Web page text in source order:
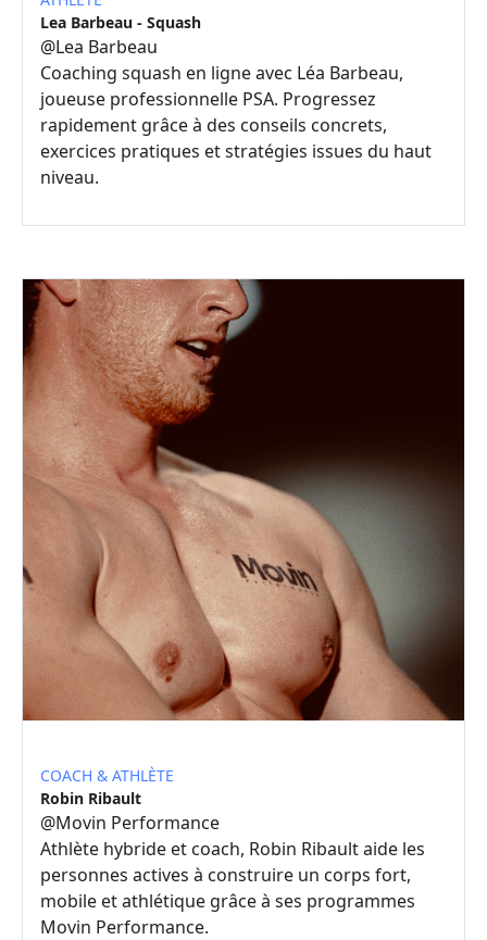
Lea Barbeau - Squash
@Lea Barbeau
Coaching squash en ligne avec Léa Barbeau,
joueuse professionnelle PSA. Progressez
rapidement grâce à des conseils concrets,
exercices pratiques et stratégies issues du haut
niveau.
COACH & ATHLÈTE
Robin Ribault
@Movin Performance
Athlète hybride et coach, Robin Ribault aide les
personnes actives à construire un corps fort,
mobile et athlétique grâce à ses programmes
Movin Performance.